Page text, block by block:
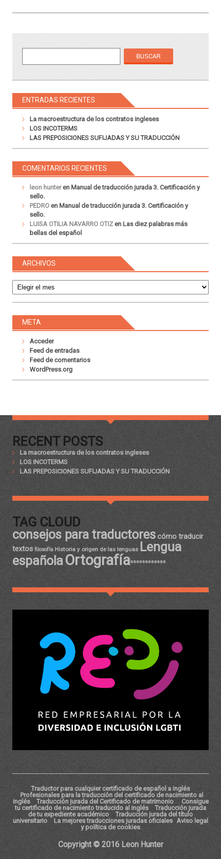
ENTRADAS RECIENTES
La macroestructura de los contratos ingleses
LOS INCOTERMS
LAS PREPOSICIONES SUFIJADAS Y SU TRADUCCIÓN
COMENTARIOS RECIENTES
leon hunteren Manual de traducción jurada 3. Certificación y
sello.
PEDRO en Manual de traducción jurada 3. Certificación y
sello.
LUISA OTILIA NAVARRO OTIZ en Las diez palabras más
bellas del español
ARCHIVOS
META
Acceder
Feed de entradas
Feed de comentarios
WordPress.org
RECENT POSTS
La macroestructura de los contratos ingleses
LOS INCOTERMS
LAS PREPOSICIONES SUFIJADAS Y SU TRADUCCIÓN
TAG CLOUD
consejos para traductorescómo traducir
textos filosofía Historia y origen de las lenguas Lengua
españolaOrtografíaºººººººººººº
Traductor para cualquier certificado de español a inglés
Profesionales para la traducción del certificado de nacimiento al
inglés
Traducción jurada del Certificado de matrimonio
Consigue
tu certificado de nacimiento traducido al inglés
Traducción jurada
de tu expediente académico
Traducción jurada del título
universitario
La mejores traducciones juradas oficiales Aviso legal
y política de cookies
Copyright © 2016 Leon Hunter